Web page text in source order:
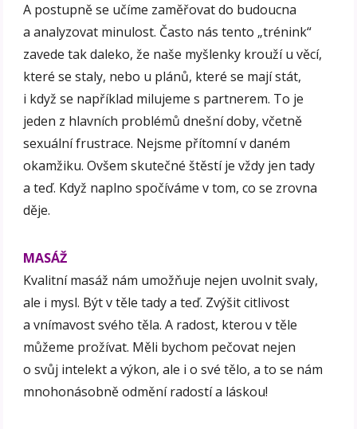
A postupně se učíme zaměřovat do budoucna
a analyzovat minulost. Často nás tento „trénink“
zavede tak daleko, že naše myšlenky krouží u věcí,
které se staly, nebo u plánů, které se mají stát,
i když se například milujeme s partnerem. To je
jeden z hlavních problémů dnešní doby, včetně
sexuální frustrace. Nejsme přítomní v daném
okamžiku. Ovšem skutečné štěstí je vždy jen tady
a teď. Když naplno spočíváme v tom, co se zrovna
děje.
MASÁŽ
Kvalitní masáž nám umožňuje nejen uvolnit svaly,
ale i mysl. Být v těle tady a teď. Zvýšit citlivost
a vnímavost svého těla. A radost, kterou v těle
můžeme prožívat. Měli bychom pečovat nejen
o svůj intelekt a výkon, ale i o své tělo, a to se nám
mnohonásobně odmění radostí a láskou!